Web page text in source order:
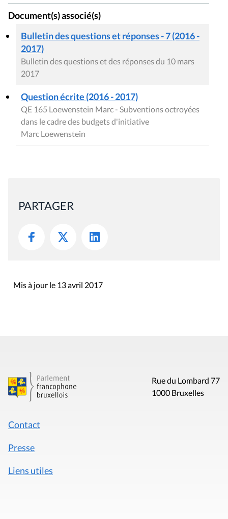
Document(s) associé(s)
Bulletin des questions et réponses - 7 (2016 -
2017)
Bulletin des questions et des réponses du 10 mars
2017
Question écrite (2016 - 2017)
QE 165 Loewenstein Marc - Subventions octroyées
dans le cadre des budgets d'initiative
Marc Loewenstein
PARTAGER
Mis à jour le 13 avril 2017
Rue du Lombard 77
1000 Bruxelles
Contact
Presse
Liens utiles